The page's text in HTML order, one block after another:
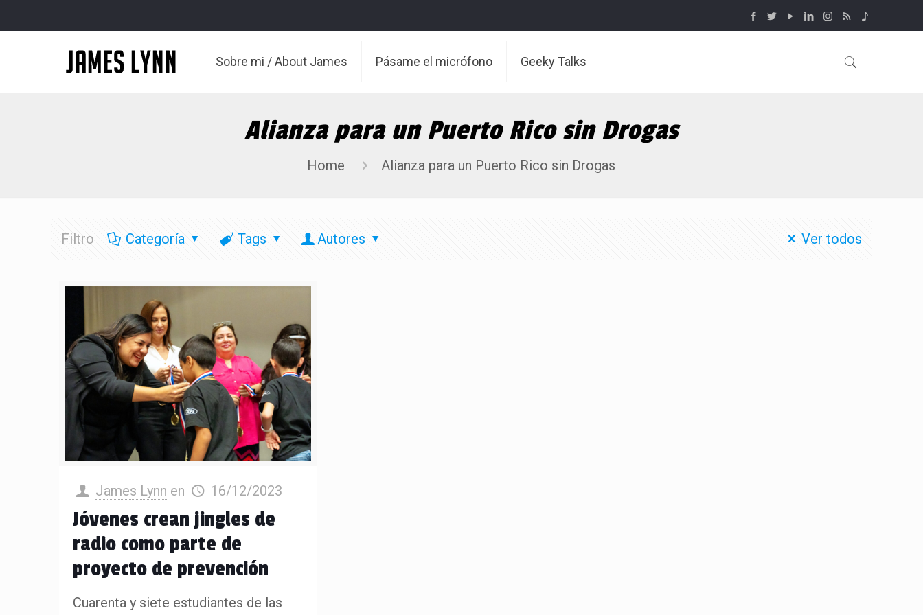
Sobre mi / About James Pásame el micrófono Geeky Talks
Alianza para un Puerto Rico sin Drogas
Home Alianza para un Puerto Rico sin Drogas
Filtro Categoría Tags Autores Ver todos
James Lynn en 16/12/2023
Jóvenes crean jingles de
radio como parte de
proyecto de prevención
Cuarenta y siete estudiantes de las